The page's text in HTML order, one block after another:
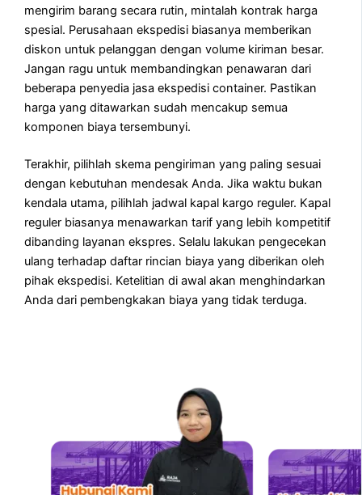
mengirim barang secara rutin, mintalah kontrak harga
spesial. Perusahaan ekspedisi biasanya memberikan
diskon untuk pelanggan dengan volume kiriman besar.
Jangan ragu untuk membandingkan penawaran dari
beberapa penyedia jasa ekspedisi container. Pastikan
harga yang ditawarkan sudah mencakup semua
komponen biaya tersembunyi.
Terakhir, pilihlah skema pengiriman yang paling sesuai
dengan kebutuhan mendesak Anda. Jika waktu bukan
kendala utama, pilihlah jadwal kapal kargo reguler. Kapal
reguler biasanya menawarkan tarif yang lebih kompetitif
dibanding layanan ekspres. Selalu lakukan pengecekan
ulang terhadap daftar rincian biaya yang diberikan oleh
pihak ekspedisi. Ketelitian di awal akan menghindarkan
Anda dari pembengkakan biaya yang tidak terduga.